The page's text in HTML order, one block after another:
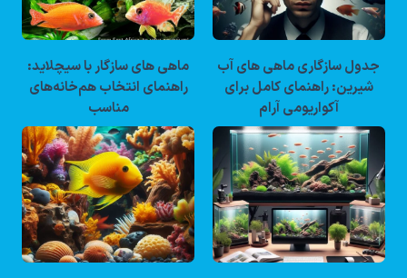
جدول سازگاری ماهی های آب
شیرین: راهنمای کامل برای
آکواریومی آرام
ماهی های سازگار با سیچلاید:
راهنمای انتخاب هم‌خانه‌های
مناسب